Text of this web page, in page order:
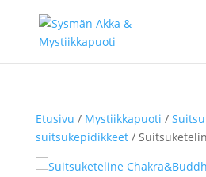
Etusivu / Mystiikkapuoti /
suitsukepidikkeet/